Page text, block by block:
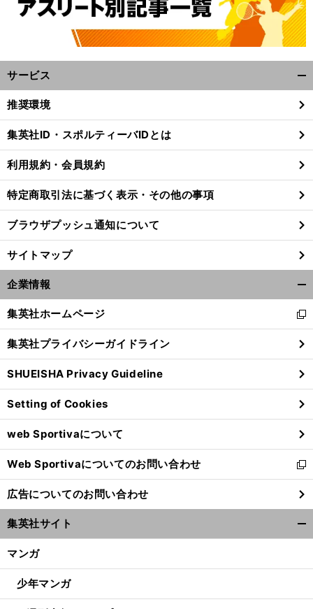
サービス
閉
る
推奨環境
集英社ID・スポルティーバIDとは
利用規約・会員規約
特定商取引法に基づく表示・その他の事項
ブラウザプッシュ通知について
サイトマップ
企業情報
閉
る
集英社ホームページ
新
し
い
ウ
ィ
ン
ド
ウ
で
開
く
集英社プライバシーガイドライン
SHUEISHA Privacy Guideline
Setting of Cookies
web Sportivaについて
Web Sportivaについてのお問い合わせ
新
し
い
ウ
ィ
ン
ウ
開
広告についてのお問い合わせ
集英社サイト
マンガ
少年マンガ